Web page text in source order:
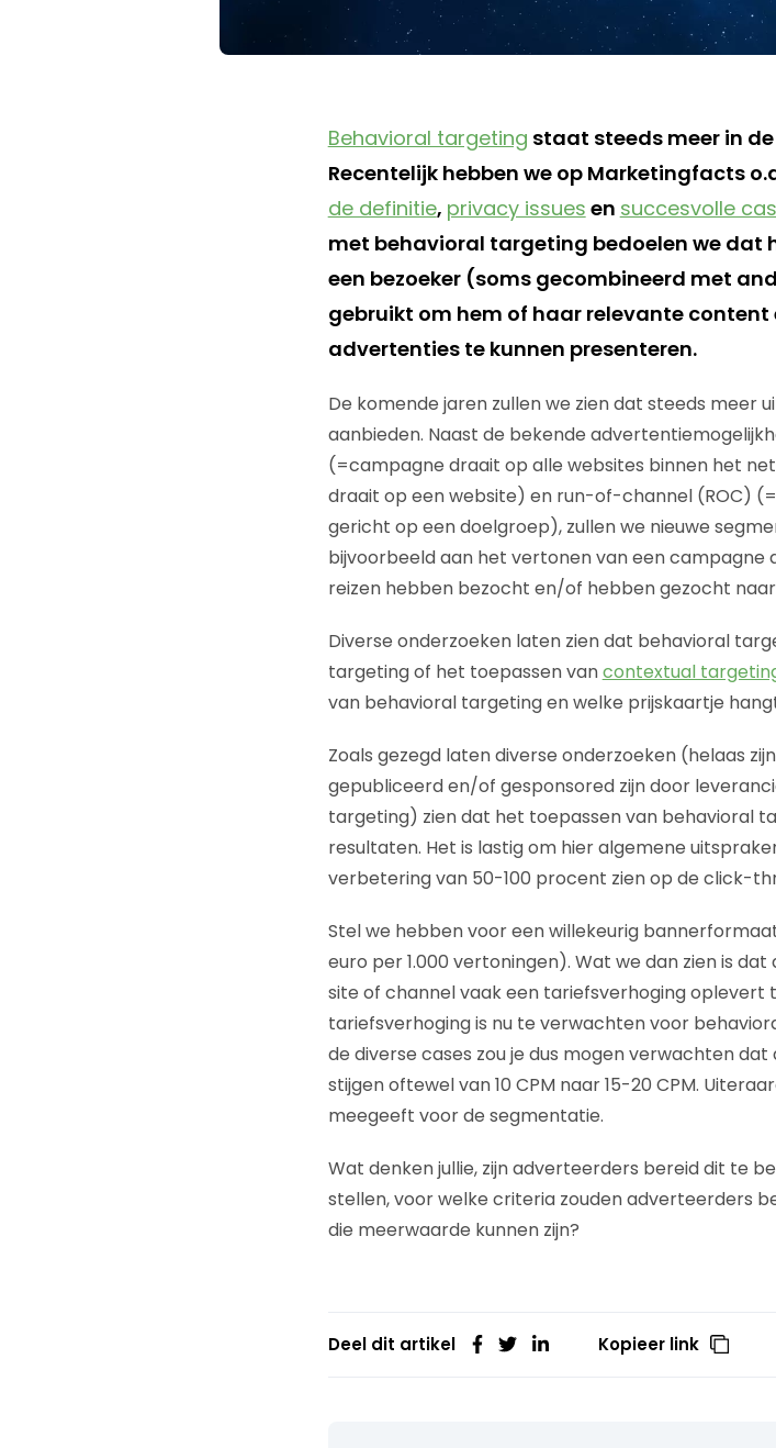
Behavioral targeting staat steeds meer in
Recentelijk hebben we op Marketingfacts
de definitie, privacy issues en succesvolle
met behavioral targeting bedoelen we dat
een bezoeker (soms gecombineerd met
gebruikt om hem of haar relevante content
advertenties te kunnen presenteren.
De komende jaren zullen we zien dat steeds meer
aanbieden. Naast de bekende
(=campagne draait op alle websites binnen het
draait op een website) en run-of-channel (ROC)
gericht op een doelgroep), zullen we nieuwe
bijvoorbeeld aan het vertonen van een campagne
reizen hebben bezocht en/of hebben gezocht
Diverse onderzoeken laten zien dat behavioral
targeting of het toepassen vancontextual
van behavioral targeting en welke prijskaartje
Zoals gezegd laten diverse onderzoeken (helaas
gepubliceerd en/of gesponsored zijn door
targeting) zien dat het toepassen van behavioral
resultaten. Het is lastig om hier algemene
verbetering van 50-100 procent zien op de click-
Stel we hebben voor een willekeurig
euro per 1.000 vertoningen). Wat we dan zien is
site of channel vaak een tariefsverhoging oplevert
tariefsverhoging is nu te verwachten voor
de diverse cases zou je dus mogen verwachten
stijgen oftewel van 10 CPM naar 15-20 CPM.
meegeeft voor de segmentatie.
Wat denken jullie, zijn adverteerders bereid dit te
stellen, voor welke criteria zouden adverteerders
die meerwaarde kunnen zijn?
Deel dit artikel Kopieer link